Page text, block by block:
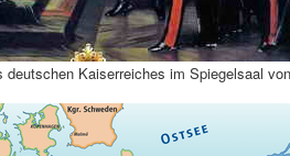
deutschen Kaiserreiches im Spiegelsaal